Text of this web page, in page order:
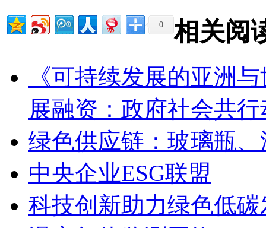
0 相关阅
《可持续发展的亚洲
展融资：政府社会共
绿色供应链：玻璃瓶
中央企业ESG联盟
科技创新助力绿色低